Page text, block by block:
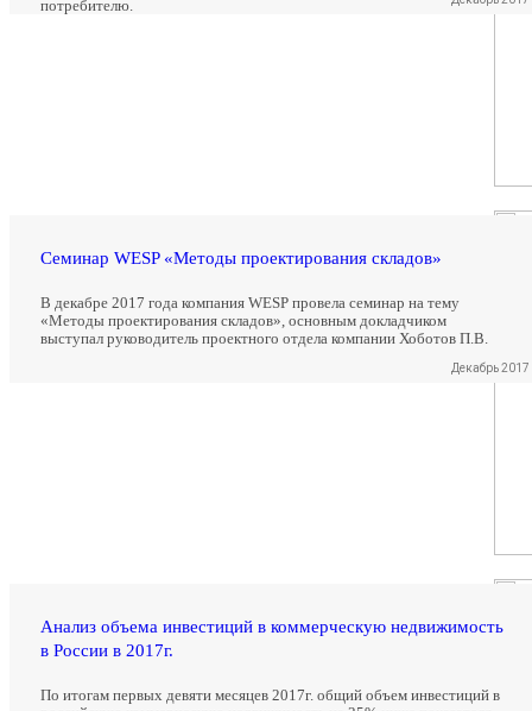
потребителю.
Семинар WESP «Методы проектирования складов»
В декабре 2017 года компания WESP провела семинар на тему
«Методы проектирования складов», основным докладчиком
выступал руководитель проектного отдела компании Хоботов П.В.
Декабрь 2017
Анализ объема инвестиций в коммерческую недвижимость
в России в 2017г.
По итогам первых девяти месяцев 2017г. общий объем инвестиций в